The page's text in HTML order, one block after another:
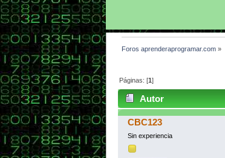
Foros aprenderaprogramar.com »
Páginas: [1]
Autor
CBC123
Sin experiencia